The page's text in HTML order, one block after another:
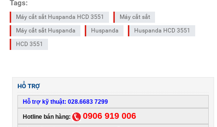
Tags:
Máy cắt sắt Huspanda HCD 3551
Máy cắt sắt
Máy cắt sắt Huspanda
Huspanda
Huspanda HCD 3551
HCD 3551
HỖ TRỢ
Hỗ trợ kỹ thuật: 028.6683 7299
Hotline bán hàng: 0906 919 006